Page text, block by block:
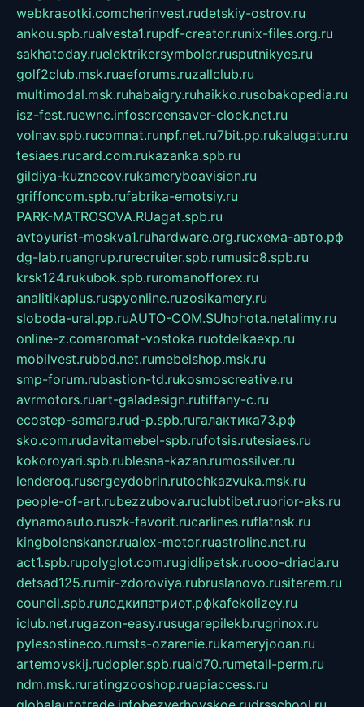
webkrasotki.comcherinvest.rudetskiy-ostrov.ru
ankou.spb.rualvesta1.rupdf-creator.runix-files.org.ru
sakhatoday.ruelektrikersymboler.rusputnikyes.ru
golf2club.msk.ruaeforums.ruzallclub.ru
multimodal.msk.ruhabaigry.ruhaikko.rusobakopedia.ru
isz-fest.ruewnc.infoscreensaver-clock.net.ru
volnav.spb.rucomnat.runpf.net.ru7bit.pp.rukalugatur.ru
tesiaes.rucard.com.rukazanka.spb.ru
gildiya-kuznecov.rukameryboavision.ru
griffoncom.spb.rufabrika-emotsiy.ru
PARK-MATROSOVA.RUagat.spb.ru
avtoyurist-moskva1.ruhardware.org.ruсхема-авто.рф
dg-lab.ruangrup.rurecruiter.spb.rumusic8.spb.ru
krsk124.rukubok.spb.ruromanofforex.ru
analitikaplus.ruspyonline.ruzosikamery.ru
sloboda-ural.pp.ruAUTO-COM.SUhohota.netalimy.ru
online-z.comaromat-vostoka.ruotdelkaexp.ru
mobilvest.rubbd.net.rumebelshop.msk.ru
smp-forum.rubastion-td.rukosmoscreative.ru
avrmotors.ruart-galadesign.rutiffany-c.ru
ecostep-samara.rud-p.spb.ruгалактика73.рф
sko.com.rudavitamebel-spb.rufotsis.rutesiaes.ru
kokoroyari.spb.rublesna-kazan.rumossilver.ru
lenderoq.rusergeydobrin.rutochkazvuka.msk.ru
people-of-art.rubezzubova.ruclubtibet.ruorior-aks.ru
dynamoauto.ruszk-favorit.rucarlines.ruflatnsk.ru
kingbolenskaner.rualex-motor.ruastroline.net.ru
act1.spb.rupolyglot.com.rugidlipetsk.ruooo-driada.ru
detsad125.rumir-zdoroviya.rubruslanovo.rusiterem.ru
council.spb.ruлодкипатриот.рфkafekolizey.ru
iclub.net.rugazon-easy.rusugarepilekb.rugrinox.ru
pylesostineco.rumsts-ozarenie.rukameryjooan.ru
artemovskij.rudopler.spb.ruaid70.rumetall-perm.ru
ndm.msk.ruratingzooshop.ruapiaccess.ru